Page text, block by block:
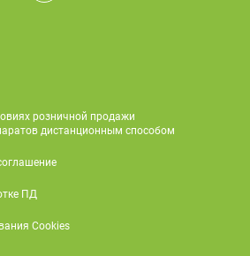
розничной продажи
дистанционным способом
ПД
Cookies